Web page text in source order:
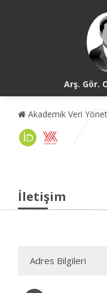
Arş. Gör.
Akademik Veri
İletişim
Adres Bilgileri